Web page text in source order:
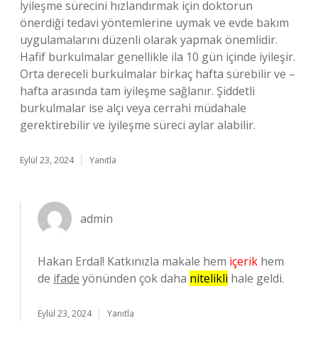
İyileşme sürecini hızlandırmak için doktorun
önerdiği tedavi yöntemlerine uymak ve evde bakım
uygulamalarını düzenli olarak yapmak önemlidir.
Hafif burkulmalar genellikle ila 10 gün içinde iyileşir.
Orta dereceli burkulmalar birkaç hafta sürebilir ve –
hafta arasında tam iyileşme sağlanır. Şiddetli
burkulmalar ise alçı veya cerrahi müdahale
gerektirebilir ve iyileşme süreci aylar alabilir.
Eylül 23, 2024 Yanıtla
admin
Hakan Erdal! Katkınızla makale hem içerik hem
de ifade yönünden çok daha nitelikli hale geldi.
Eylül 23, 2024 Yanıtla